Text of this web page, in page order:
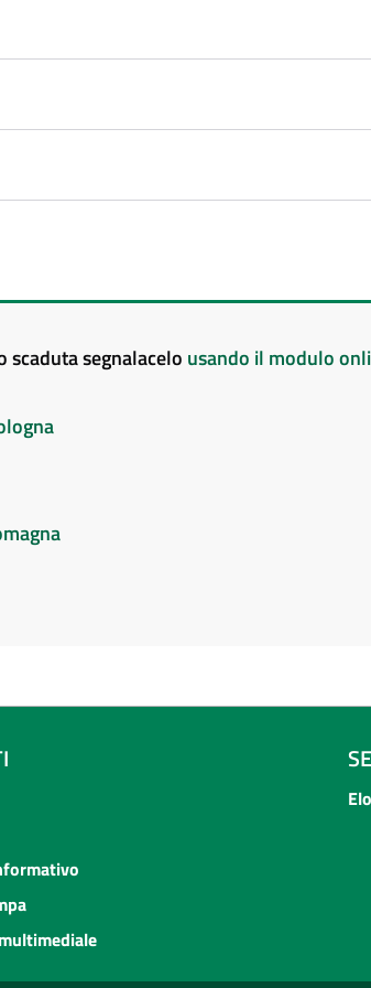
scaduta segnalacelo usando il modulo